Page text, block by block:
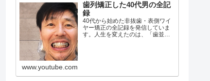
歯列矯正した40代男の全記
録
40代から始めた非抜歯・表側ワイ
ヤー矯正の全記録を発信していま
す。人生を変えたのは、「歯並
www.youtube.com